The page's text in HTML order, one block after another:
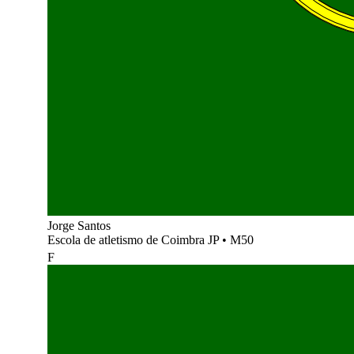
Jorge Santos
Escola de atletismo de Coimbra JP • M50
F